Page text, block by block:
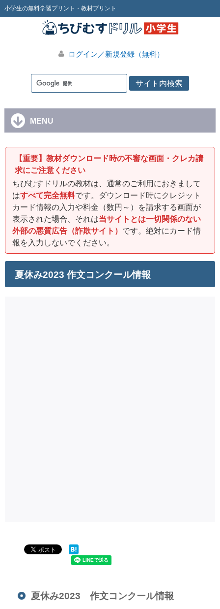
小学生の無料学習プリント・教材プリント
ログイン／新規登録（無料）
MENU
【重要】教材ダウンロード時の不審な画面・クレカ請
求にご注意ください
ちびむすドリルの教材は、通常のご利用におきまして
はすべて完全無料です。ダウンロード時にクレジット
カード情報の入力や料金（数円～）を請求する画面が
表示された場合、それは当サイトとは一切関係のない
外部の悪質広告（詐欺サイト） です。絶対にカード情
報を入力しないでください。
夏休み2023 作文コンクール情報
夏休み2023 作文コンクール情報